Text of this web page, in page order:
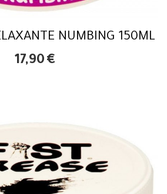
NUMBING 150ML
17,90 €